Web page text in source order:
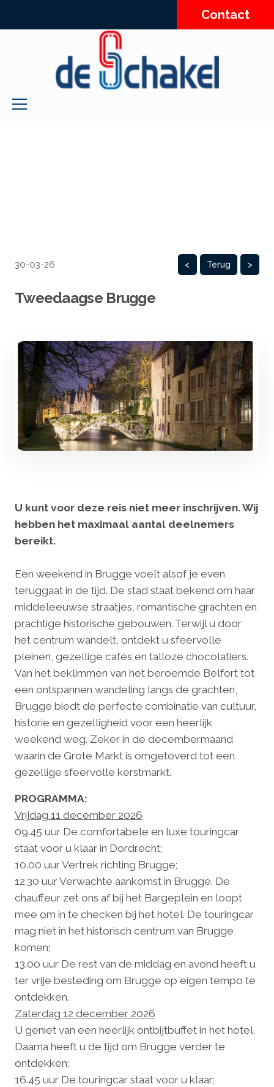
Contact
30-03-26 < Terug >
Tweedaagse Brugge
U kunt voor deze reis niet meer inschrijven. Wij
hebben het maximaal aantal deelnemers
bereikt.
Een weekend in Brugge voelt alsof je even
teruggaat in de tijd. De stad staat bekend om haar
middeleeuwse straatjes, romantische grachten en
prachtige historische gebouwen. Terwijl u door
het centrum wandelt, ontdekt u sfeervolle
pleinen, gezellige cafés en talloze chocolatiers.
Van het beklimmen van het beroemde Belfort tot
een ontspannen wandeling langs de grachten,
Brugge biedt de perfecte combinatie van cultuur,
historie en gezelligheid voor een heerlijk
weekend weg. Zeker in de decembermaand
waarin de Grote Markt is omgetoverd tot een
gezellige sfeervolle kerstmarkt.
PROGRAMMA:
Vrijdag 11 december 2026
09.45 uur De comfortabele en luxe touringcar
staat voor u klaar in Dordrecht;
10.00 uur Vertrek richting Brugge;
12.30 uur Verwachte aankomst in Brugge. De
chauffeur zet ons af bij het Bargeplein en loopt
mee om in te checken bij het hotel. De touringcar
mag niet in het historisch centrum van Brugge
komen;
13.00 uur De rest van de middag en avond heeft u
ter vrije besteding om Brugge op eigen tempo te
ontdekken.
Zaterdag 12 december 2026
U geniet van een heerlijk ontbijtbuffet in het hotel.
Daarna heeft u de tijd om Brugge verder te
ontdekken;
16.45 uur De touringcar staat voor u klaar;